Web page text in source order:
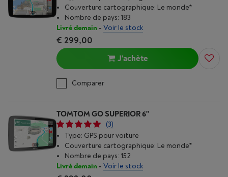
Couverture cartographique: Le monde*
Nombre de pays: 183
Livré demain - Voir le stock
€ 299,00
J'achète
Comparer
TOMTOM GO SUPERIOR 6''
(3)
Type: GPS pour voiture
Couverture cartographique: Le monde*
Nombre de pays: 152
Livré demain - Voir le stock